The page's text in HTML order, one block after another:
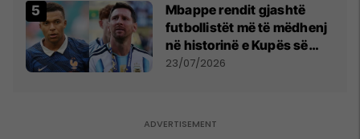
Mbappe rendit gjashtë
futbollistët më të mëdhenj
në historinë e Kupës së
Botës, Messi mbetet i dyti
23/07/2026